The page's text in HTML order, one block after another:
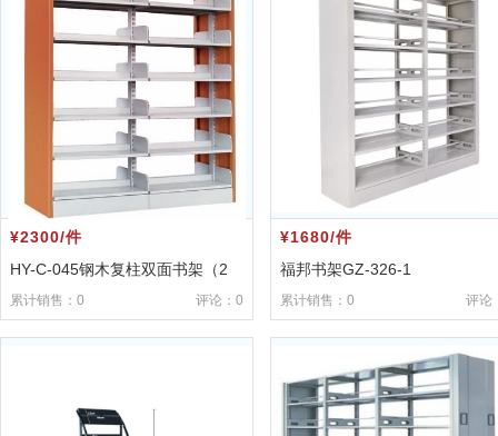
¥2300/件
HY-C-045钢木复柱双面书架（2
组）
累计销售：0 评论：0
¥1680/件
福邦书架GZ-326-1
累计销售：0 评论